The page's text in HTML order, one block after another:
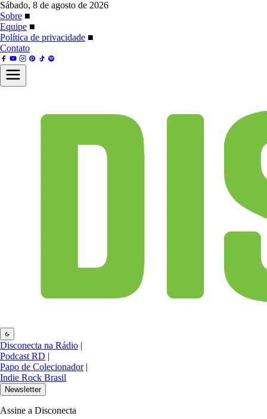
Sábado, 8 de agosto de 2026
Sobre ■
Equipe ■
Política de privacidade ■
Contato
Disconecta na Rádio |
Podcast RD |
Papo de Colecionador |
Indie Rock Brasil
Newsletter
Assine a Disconecta